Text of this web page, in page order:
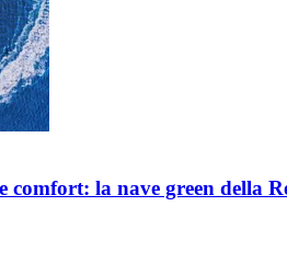
comfort: la nave green della